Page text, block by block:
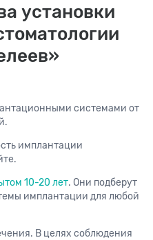
установки
системами от
имплантации
10-20 лет. Они подберут
имплантации для любой
В целях соблюдения